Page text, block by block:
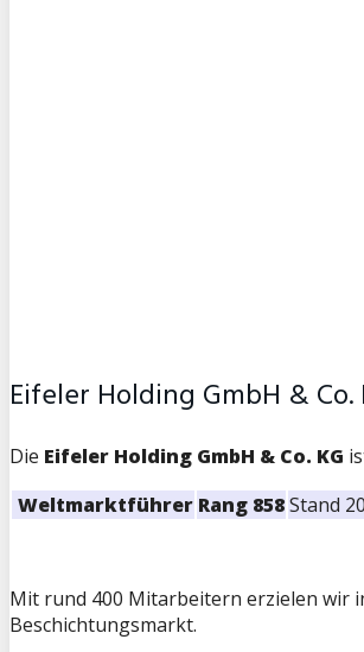
Eifeler Holding GmbH & Co.
Die Eifeler Holding GmbH & Co. KG
Weltmarktführer Rang 858Stand
Mit rund 400 Mitarbeitern erzielen wir
Beschichtungsmarkt.